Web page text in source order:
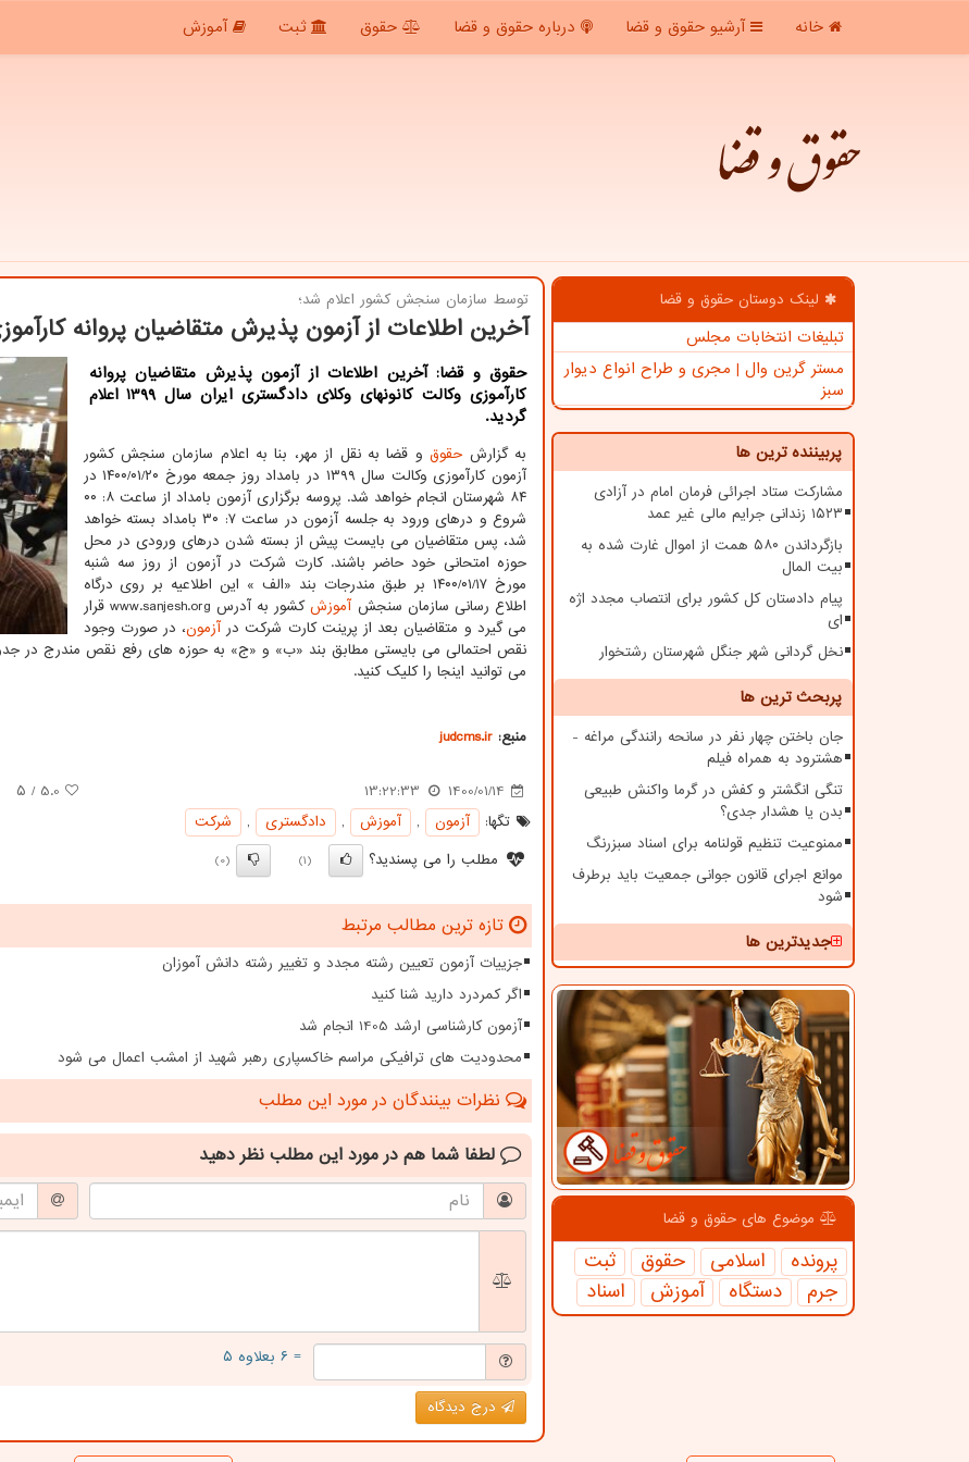
خانه آرشیو حقوق و قضا درباره حقوق و قضا حقوق ثبت آموزش
حقوق و قضا
لینک دوستان حقوق و قضا
تبلیغات انتخابات مجلس
مستر گرین وال | مجری و طراح انواع دیوار
سبز
پربیننده ترین ها
مشارکت ستاد اجرائی فرمان امام در آزادی
۱۵۲۳ زندانی جرایم مالی غیر عمد
بازگرداندن ۵۸۰ همت از اموال غارت شده به
بیت المال
پیام دادستان کل کشور برای انتصاب مجدد اژه
ای
نخل گردانی شهر جنگل شهرستان رشتخوار
پربحث ترین ها
جان باختن چهار نفر در سانحه رانندگی مراغه -
هشترود به همراه فیلم
تنگی انگشتر و کفش در گرما واکنش طبیعی
بدن یا هشدار جدی؟
ممنوعیت تنظیم قولنامه برای اسناد سبزرنگ
موانع اجرای قانون جوانی جمعیت باید برطرف
شود
جدیدترین ها
موضوع های حقوق و قضا
پرونده اسلامی حقوق
ثبت
جرم
دستگاه آموزش اسناد
توسط سازمان سنجش كشور اعلام شد؛
آخرین اطلاعات از آزمون پذیرش متقاضیان پروانه
حقوق و قضا: آخرین اطلاعات از آزمون پذیرش متقاضیان پروانه
کارآموزی وکالت کانونهای وکلای دادگستری ایران سال 1399 اعلام
گردید.
به گزارش حقوقو قضا به نقل از مهر، بنا به اعلام سازمان سنجش کشور
آزمون کارآموزی وکالت سال ۱۳۹۹ در بامداد روز جمعه مورخ ۲۰/‏۰۱/‏۱۴۰۰‬ در
۸۴ شهرستان انجام خواهد شد. پروسه برگزاری آزمون بامداد از ساعت ۸: ۰۰
شروع و درهای ورود به جلسه آزمون در ساعت ۷: ۳۰ بامداد بسته خواهد
شد، پس متقاضیان می بایست پیش از بسته شدن درهای ورودی در محل
حوزه امتحانی خود حاضر باشند. کارت شرکت در آزمون از روز سه شنبه
مورخ ۱۷/‏۰۱/‏۱۴۰۰‬ بر طبق مندرجات بند «الف » این اطلاعیه بر روی درگاه
اطلاع رسانی سازمان سنجشآموزش
کشور به آدرس www.sanjesh.org قرار
می گیرد و متقاضیان بعد از پرینت کارت شرکت درآزمون، در صورت وجود
نقص احتمالی می بایستی مطابق بند «ب» و «ج» به حوزه های رفع نقص مندرج در جدول
می توانید اینجا را کلیک کنید.
منبع: judcms.ir
1400/01/14
13:22:33
5.0 / ۵
تگها:
آزمون , آموزش , دادگستری ,
شركت
مطلب را می پسندید؟
(1)
(0)
تازه ترین مطالب مرتبط
جزییات آزمون تعیین رشته مجدد و تغییر رشته دانش آموزان
اگر کمردرد دارید شنا کنید
آزمون کارشناسی ارشد 1405 انجام شد
محدودیت های ترافیکی مراسم خاکسپاری رهبر شهید از امشب اعمال می شود
نظرات بینندگان در مورد این مطلب
لطفا شما هم در مورد این مطلب نظر دهید
= ۶ بعلاوه ۵
درج دیدگاه